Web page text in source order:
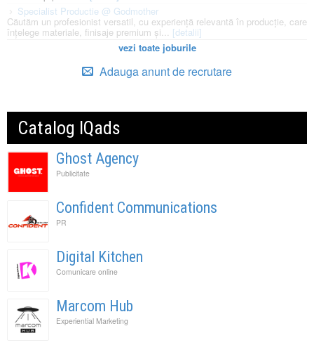
Specialist Productie @ Godmother
Căutăm un profesionist versatil, cu experiență relevantă în producție, care
înțelege materiale, finisaje premium și... [detalii]
vezi toate joburile
Adauga anunt de recrutare
Catalog IQads
Ghost Agency
Publicitate
Confident Communications
PR
Digital Kitchen
Comunicare online
Marcom Hub
Experiential Marketing